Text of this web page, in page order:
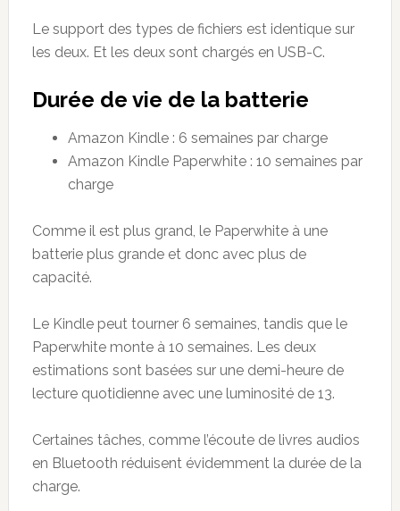
Le support des types de fichiers est identique sur
les deux. Et les deux sont chargés en USB-C.
Durée de vie de la batterie
Amazon Kindle : 6 semaines par charge
Amazon Kindle Paperwhite : 10 semaines par
charge
Comme il est plus grand, le Paperwhite à une
batterie plus grande et donc avec plus de
capacité.
Le Kindle peut tourner 6 semaines, tandis que le
Paperwhite monte à 10 semaines. Les deux
estimations sont basées sur une demi-heure de
lecture quotidienne avec une luminosité de 13.
Certaines tâches, comme l’écoute de livres audios
en Bluetooth réduisent évidemment la durée de la
charge.